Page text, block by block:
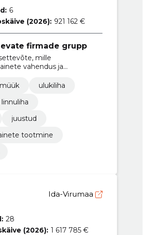
6
(2026): 921 162 €
firmade grupp
mille
vahendus ja
ulukiliha
linnuliha
juustud
tootmine
Ida-Virumaa
28
(2026): 1 617 785 €